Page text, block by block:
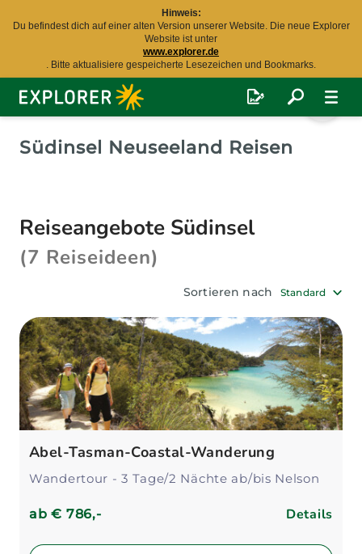
Hinweis:
Du befindest dich auf einer alten Version unserer Website. Die neue Explorer
Website ist unter
www.explorer.de
. Bitte aktualisiere gespeicherte Lesezeichen und Bookmarks.
Explorer
Fernreisen
Südinsel Neuseeland Reisen
Reiseangebote Südinsel
(7 Reiseideen)
Sortieren nach Standard
Abel-Tasman-Coastal-Wanderung
Wandertour - 3 Tage/2 Nächte ab/bis Nelson
ab€ 786,- Details